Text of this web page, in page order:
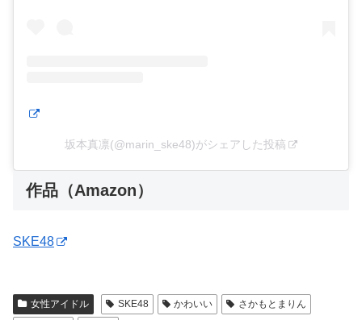
坂本真凛(@marin_ske48)がシェアした投稿
作品（Amazon）
SKE48
女性アイドル SKE48 かわいい
さかもとまりん